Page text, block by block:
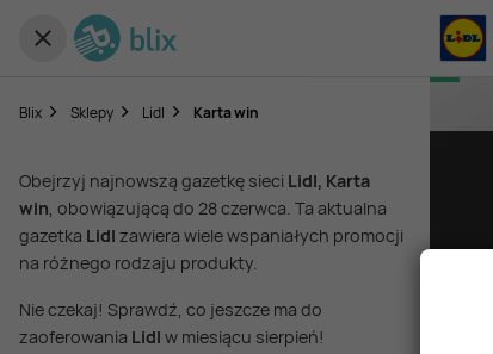
Blix Sklepy Lidl Karta win
Obejrzyj najnowszą gazetkę sieci Lidl, Karta
win, obowiązującą do 28 czerwca. Ta aktualna
gazetka Lidl zawiera wiele wspaniałych promocji
na różnego rodzaju produkty.
Nie czekaj! Sprawdź, co jeszcze ma do
zaoferowania Lidl w miesiącu sierpień!